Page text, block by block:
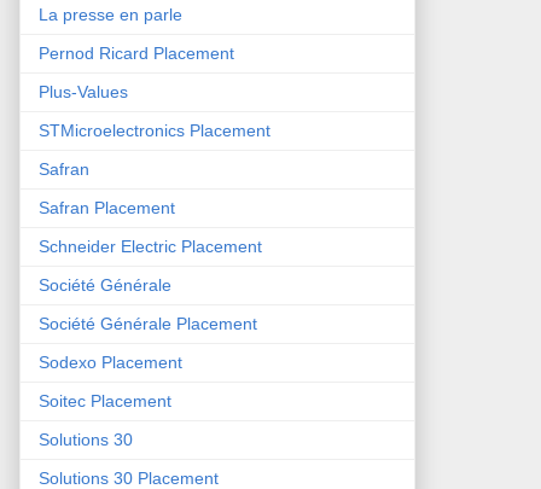
La presse en parle
Pernod Ricard Placement
Plus-Values
STMicroelectronics Placement
Safran
Safran Placement
Schneider Electric Placement
Société Générale
Société Générale Placement
Sodexo Placement
Soitec Placement
Solutions 30
Solutions 30 Placement